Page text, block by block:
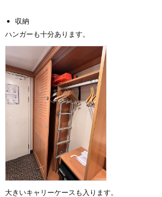
収納
ハンガーも十分あります。
大きいキャリーケースも入ります。